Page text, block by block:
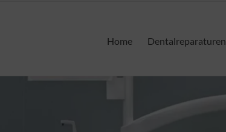
Home Dentalreparaturen